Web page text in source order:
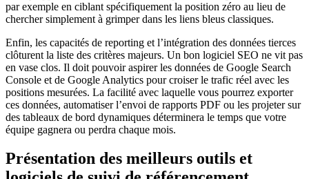
par exemple en ciblant spécifiquement la position zéro au lieu de
chercher simplement à grimper dans les liens bleus classiques.
Enfin, les capacités de reporting et l’intégration des données tierces
clôturent la liste des critères majeurs. Un bon logiciel SEO ne vit pas
en vase clos. Il doit pouvoir aspirer les données de Google Search
Console et de Google Analytics pour croiser le trafic réel avec les
positions mesurées. La facilité avec laquelle vous pourrez exporter
ces données, automatiser l’envoi de rapports PDF ou les projeter sur
des tableaux de bord dynamiques déterminera le temps que votre
équipe gagnera ou perdra chaque mois.
Présentation des meilleurs outils et